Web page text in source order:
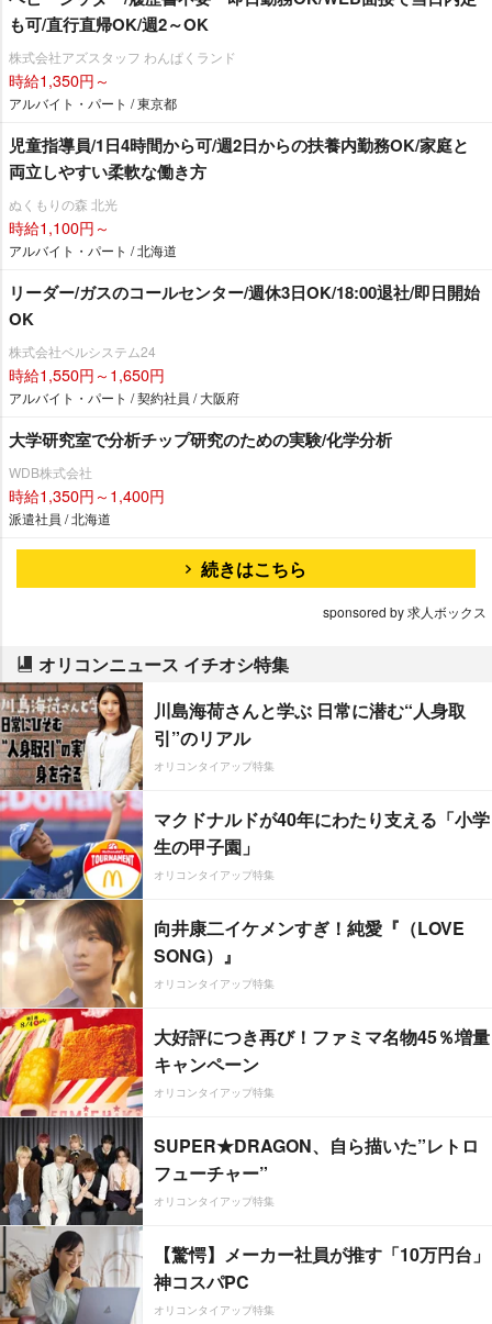
も可/直行直帰OK/週2～OK
株式会社アズスタッフ わんぱくランド
時給1,350円～
アルバイト・パート / 東京都
児童指導員/1日4時間から可/週2日からの扶養内勤務OK/家庭と
両立しやすい柔軟な働き方
ぬくもりの森 北光
時給1,100円～
アルバイト・パート / 北海道
リーダー/ガスのコールセンター/週休3日OK/18:00退社/即日開始
OK
株式会社ベルシステム24
時給1,550円～1,650円
アルバイト・パート / 契約社員 / 大阪府
大学研究室で分析チップ研究のための実験/化学分析
WDB株式会社
時給1,350円～1,400円
派遣社員 / 北海道
続きはこちら
sponsored by 求人ボックス
オリコンニュース イチオシ特集
川島海荷さんと学ぶ 日常に潜む“人身取
引”のリアル
オリコンタイアップ特集
マクドナルドが40年にわたり支える「小学
生の甲子園」
オリコンタイアップ特集
向井康二イケメンすぎ！純愛『（LOVE
SONG）』
オリコンタイアップ特集
大好評につき再び！ファミマ名物45％増量
キャンペーン
オリコンタイアップ特集
SUPER★DRAGON、自ら描いた”レトロ
フューチャー”
オリコンタイアップ特集
【驚愕】メーカー社員が推す「10万円台」
神コスパPC
オリコンタイアップ特集